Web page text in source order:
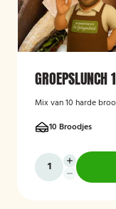
GROEPSLUNCH
Mix van 10 harde
10 Broodjes